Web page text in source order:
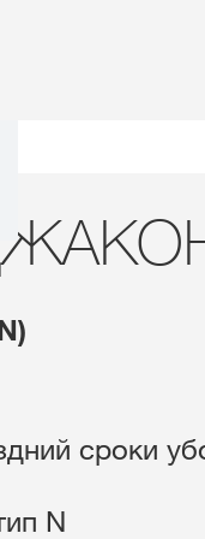
Агросервис
KWS Group
kws.com/
сроки
N